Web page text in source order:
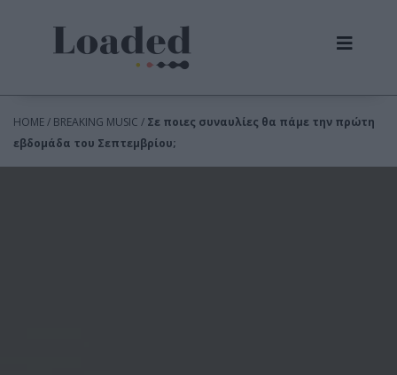
HOME / BREAKING MUSIC / Σε ποιες συναυλίες θα πάμε την πρώτη
εβδομάδα του Σεπτεμβρίου;